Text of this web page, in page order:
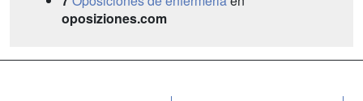
oposiziones.com